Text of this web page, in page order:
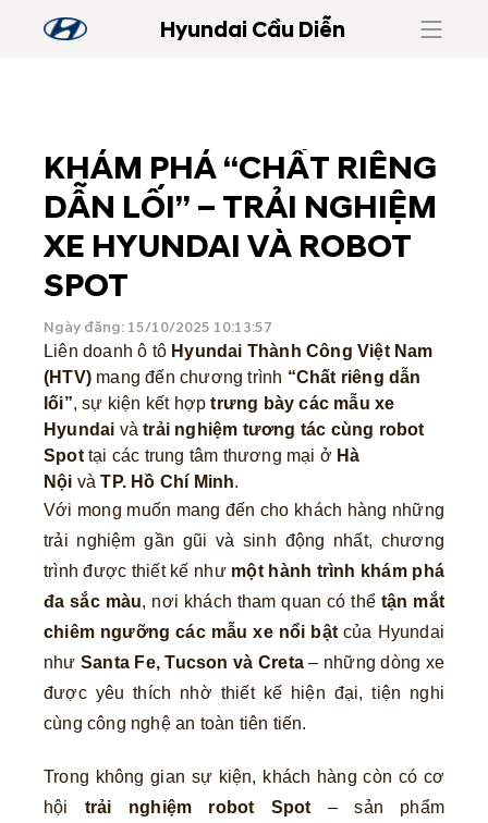
Hyundai Cầu Diễn
KHÁM PHÁ “CHẤT RIÊNG
DẪN LỐI” – TRẢI NGHIỆM
XE HYUNDAI VÀ ROBOT
SPOT
Ngày đăng: 15/10/2025 10:13:57
Liên doanh ô tô Hyundai Thành Công Việt Nam
(HTV) mang đến chương trình “Chất riêng dẫn
lối”, sự kiện kết hợptrưng bày các mẫu xe
Hyundai vàtrải nghiệm tương tác cùng robot
Spottại các trung tâm thương mại ở Hà
Nội vàTP. Hồ Chí Minh.
Với mong muốn mang đến cho khách hàng những
trải nghiệm gần gũi và sinh động nhất, chương
trình được thiết kế như một hành trình khám phá
đa sắc màu, nơi khách tham quan có thể tận mắt
chiêm ngưỡng các mẫu xe nổi bật của Hyundai
nhưSanta Fe, Tucson và Creta– những dòng xe
được yêu thích nhờ thiết kế hiện đại, tiện nghi
cùng công nghệ an toàn tiên tiến.
Trong không gian sự kiện, khách hàng còn có cơ
hội trải nghiệm robot Spot – sản phẩm